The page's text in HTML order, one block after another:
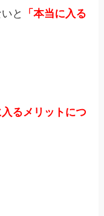
と
「本当に入る
るメリットにつ